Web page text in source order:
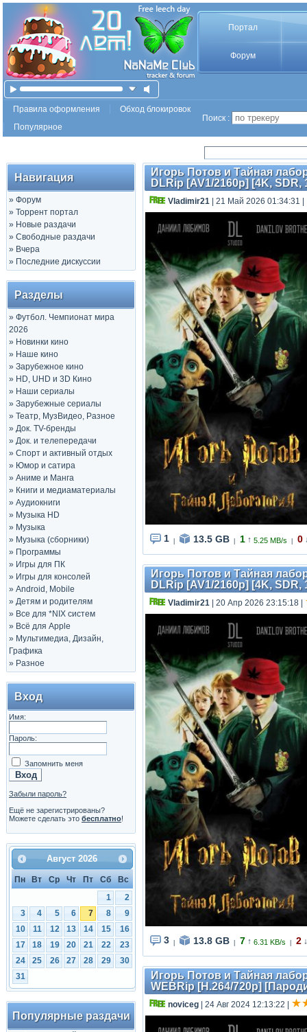
Портал
Форум
Правила оформления
Обход блокировок
Популярное
Поиск :
Навигация
» Форум
» Торрент портал
» Новые раздачи
» Свободные раздачи
» Вчера
» Последние дискуссии
Разделы
» Футбол. Чемпионат мира
2026
» Новинки кино
» Наше кино
» Зарубежное кино
» HD, UHD и 3D Кино
» Наши сериалы
» Зарубежные сериалы
» Театр, МузВидео, Разное
» Док. TV-бренды
» Док. и телепередачи
» Спорт и активный отдых
» Юмор и сатира
» Аниме и Манга
» Книги и медиаматериалы
» Аудиокниги
» Музыка HD
» Музыка
» Музыка (сборники)
» Программы
» Игры для ПК
» Игры для консолей
» Android, Mobile
» Детям и родителям
» Все для *NIX систем
» Всё для Apple
» Мультимедиа, Дизайн,
Графика
» Разное
Вход
Имя:
Пароль:
Запомнить меня
Забыли пароль?
Ещё не зарегистрированы?
Можете сделать это бесплатно!
Август 2026
Пн Вт Ср Чт Пт Сб
Вс
1
2
3
4 5 6 7 8
9
10
11 12 13 14 15
16
17
18 19 20 21 22
23
24
25 26 27 28 29
30
31
Популярные раздачи
Игорь Потов и Тайная
DLRip [AV1/2160p] [4K,
Vladimir21 | 21 Май 2026 01:34:31
1 13.5 GB 1 ↑ 5.25 MB/s 0
Игорь Потов и Тайная
DLRip [AV1/2160p] [4K,
Vladimir21 | 20 Апр 2026 23:15:18
3 13.8 GB 7 ↑ 6.31 KB/s 2 ↓
Игорь Потов и Тайная
WEBRip [H.264/720p]
noviceg | 24 Авг 2024 12:13:22